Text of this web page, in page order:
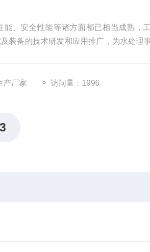
、安全性能等诸方面都已相当成熟，
装备的技术研发和应用推广，为水处理
产厂家 访问量：1996